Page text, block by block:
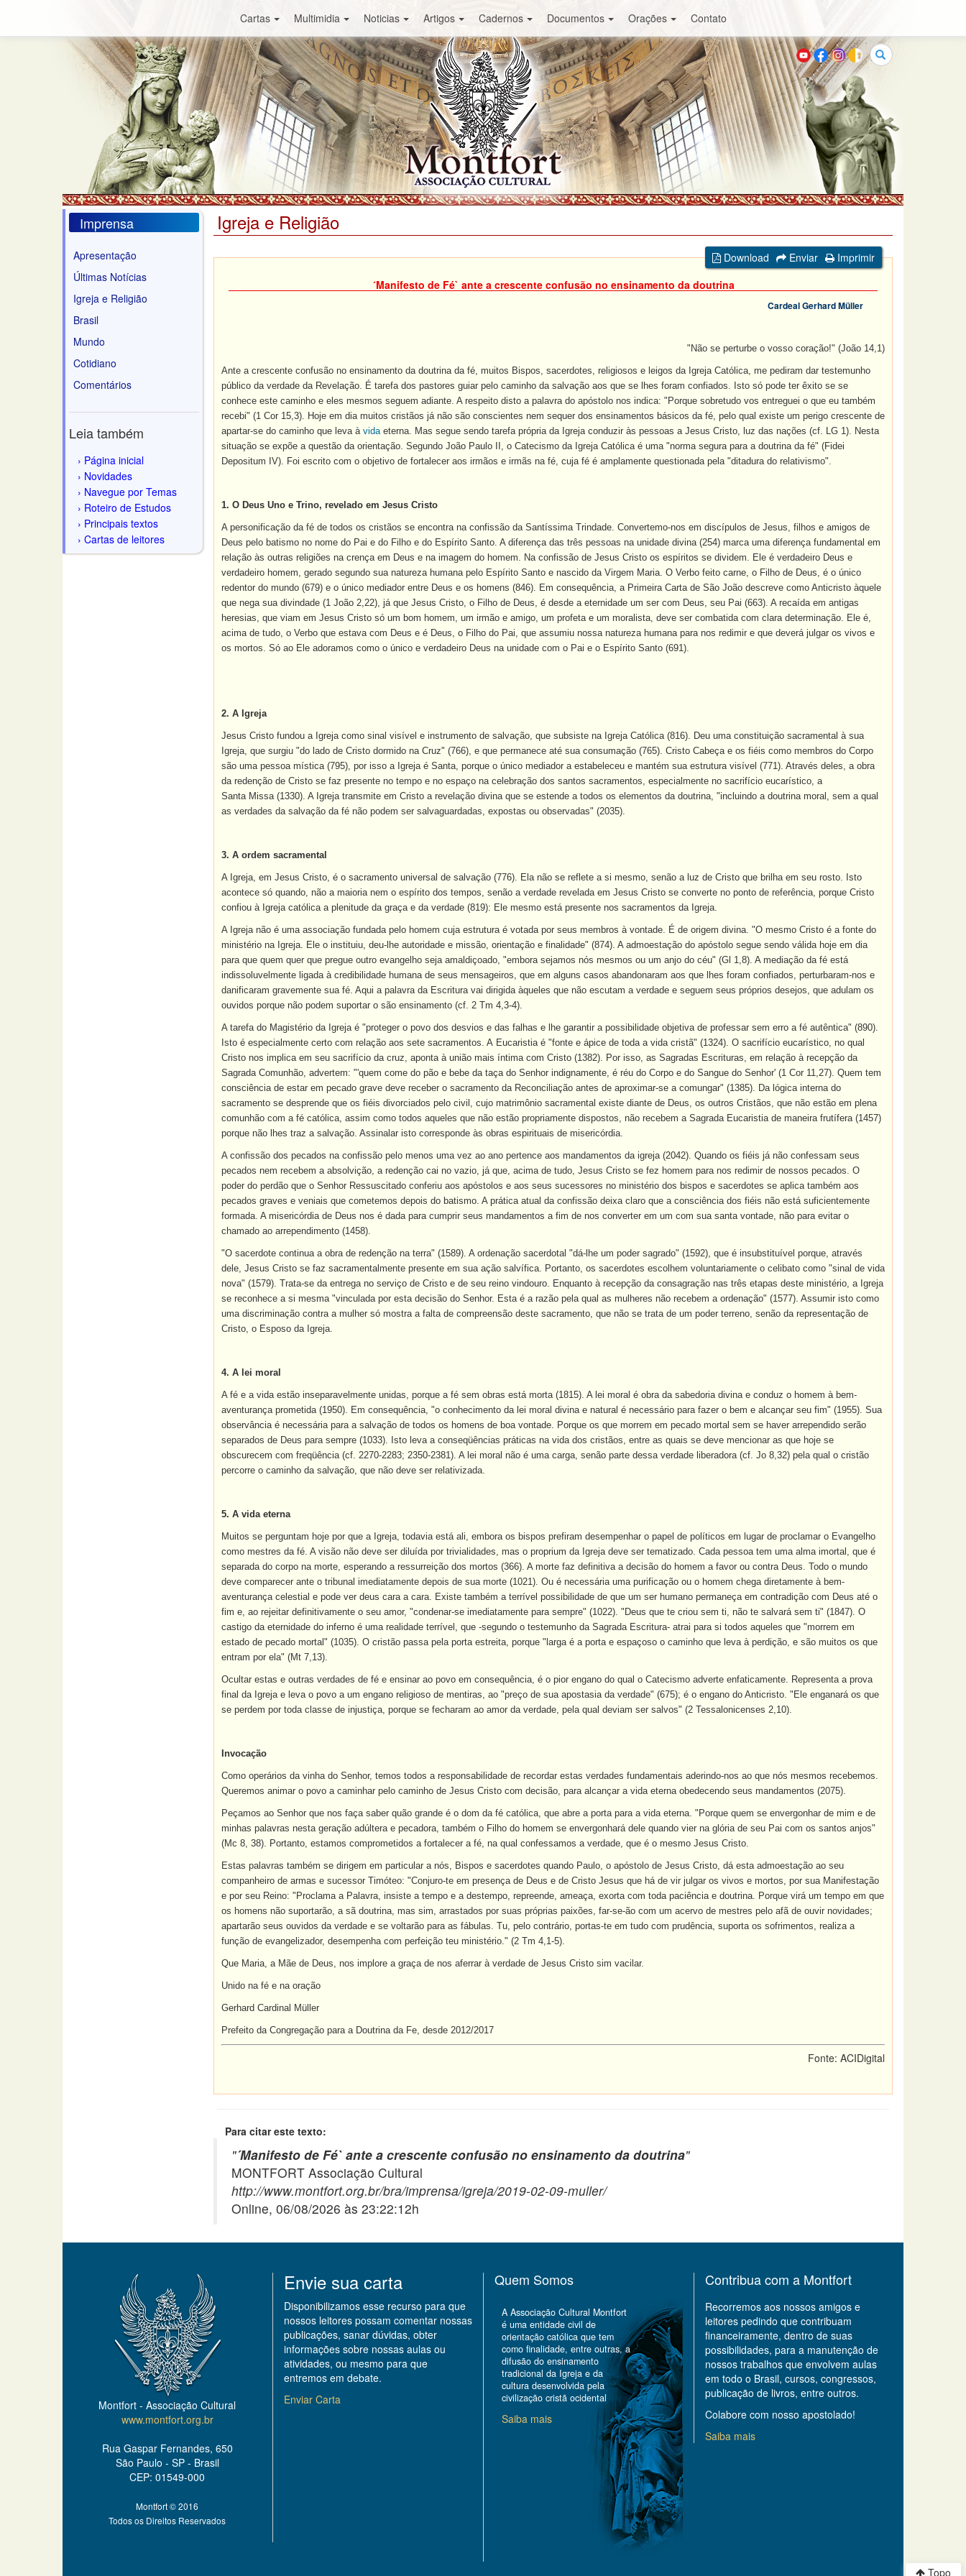
Cartas Multimidia Noticias Artigos Cadernos Documentos Orações Contato
Buscar
Imprensa
Apresentação
Últimas Notícias
Igreja e Religião
Brasil
Mundo
Cotidiano
Comentários
Leia também
Página inicial
Novidades
Navegue por Temas
Roteiro de Estudos
Principais textos
Cartas de leitores
Igreja e Religião
Download Enviar
Imprimir
´Manifesto de Fé` ante a crescente confusão no ensinamento da doutrina
Cardeal Gerhard Müller
"Não se perturbe o vosso coração!" (João 14,1)
Ante a crescente confusão no ensinamento da doutrina da fé, muitos Bispos, sacerdotes, religiosos e leigos da Igreja Católica, me pediram dar testemunho
público da verdade da Revelação. É tarefa dos pastores guiar pelo caminho da salvação aos que se lhes foram confiados. Isto só pode ter êxito se se
conhece este caminho e eles mesmos seguem adiante. A respeito disto a palavra do apóstolo nos indica: "Porque sobretudo vos entreguei o que eu também
recebi" (1 Cor 15,3). Hoje em dia muitos cristãos já não são conscientes nem sequer dos ensinamentos básicos da fé, pelo qual existe um perigo crescente de
apartar-se do caminho que leva à vidaeterna. Mas segue sendo tarefa própria da Igreja conduzir às pessoas a Jesus Cristo, luz das nações (cf. LG 1). Nesta
situação se expõe a questão da orientação. Segundo João Paulo II, o Catecismo da Igreja Católica é uma "norma segura para a doutrina da fé" (Fidei
Depositum IV). Foi escrito com o objetivo de fortalecer aos irmãos e irmãs na fé, cuja fé é amplamente questionada pela "ditadura do relativismo".
1. O Deus Uno e Trino, revelado em Jesus Cristo
A personificação da fé de todos os cristãos se encontra na confissão da Santíssima Trindade. Convertemo-nos em discípulos de Jesus, filhos e amigos de
Deus pelo batismo no nome do Pai e do Filho e do Espírito Santo. A diferença das três pessoas na unidade divina (254) marca uma diferença fundamental em
relação às outras religiões na crença em Deus e na imagem do homem. Na confissão de Jesus Cristo os espíritos se dividem. Ele é verdadeiro Deus e
verdadeiro homem, gerado segundo sua natureza humana pelo Espírito Santo e nascido da Virgem Maria. O Verbo feito carne, o Filho de Deus, é o único
redentor do mundo (679) e o único mediador entre Deus e os homens (846). Em consequência, a Primeira Carta de São João descreve como Anticristo àquele
que nega sua divindade (1 João 2,22), já que Jesus Cristo, o Filho de Deus, é desde a eternidade um ser com Deus, seu Pai (663). A recaída em antigas
heresias, que viam em Jesus Cristo só um bom homem, um irmão e amigo, um profeta e um moralista, deve ser combatida com clara determinação. Ele é,
acima de tudo, o Verbo que estava com Deus e é Deus, o Filho do Pai, que assumiu nossa natureza humana para nos redimir e que deverá julgar os vivos e
os mortos. Só ao Ele adoramos como o único e verdadeiro Deus na unidade com o Pai e o Espírito Santo (691).
2. A Igreja
Jesus Cristo fundou a Igreja como sinal visível e instrumento de salvação, que subsiste na Igreja Católica (816). Deu uma constituição sacramental à sua
Igreja, que surgiu "do lado de Cristo dormido na Cruz" (766), e que permanece até sua consumação (765). Cristo Cabeça e os fiéis como membros do Corpo
são uma pessoa mística (795), por isso a Igreja é Santa, porque o único mediador a estabeleceu e mantém sua estrutura visível (771). Através deles, a obra
da redenção de Cristo se faz presente no tempo e no espaço na celebração dos santos sacramentos, especialmente no sacrifício eucarístico, a
Santa Missa(1330). A Igreja transmite em Cristo a revelação divina que se estende a todos os elementos da doutrina, "incluindo a doutrina moral, sem a qual
as verdades da salvação da fé não podem ser salvaguardadas, expostas ou observadas" (2035).
3. A ordem sacramental
A Igreja, em Jesus Cristo, é o sacramento universal de salvação (776). Ela não se reflete a si mesmo, senão a luz de Cristo que brilha em seu rosto. Isto
acontece só quando, não a maioria nem o espírito dos tempos, senão a verdade revelada em Jesus Cristo se converte no ponto de referência, porque Cristo
confiou à Igreja católica a plenitude da graça e da verdade (819): Ele mesmo está presente nos sacramentos da Igreja.
A Igreja não é uma associação fundada pelo homem cuja estrutura é votada por seus membros à vontade. É de origem divina. "O mesmo Cristo é a fonte do
ministério na Igreja. Ele o instituiu, deu-lhe autoridade e missão, orientação e finalidade" (874). A admoestação do apóstolo segue sendo válida hoje em dia
para que quem quer que pregue outro evangelho seja amaldiçoado, "embora sejamos nós mesmos ou um anjo do céu" (Gl 1,8). A mediação da fé está
indissoluvelmente ligada à credibilidade humana de seus mensageiros, que em alguns casos abandonaram aos que lhes foram confiados, perturbaram-nos e
danificaram gravemente sua fé. Aqui a palavra da Escritura vai dirigida àqueles que não escutam a verdade e seguem seus próprios desejos, que adulam os
ouvidos porque não podem suportar o são ensinamento (cf. 2 Tm 4,3-4).
A tarefa do Magistério da Igreja é "proteger o povo dos desvios e das falhas e lhe garantir a possibilidade objetiva de professar sem erro a fé autêntica" (890).
Isto é especialmente certo com relação aos sete sacramentos. A Eucaristiaé "fonte e ápice de toda a vida cristã" (1324). O sacrifício eucarístico, no qual
Cristo nos implica em seu sacrifício da cruz, aponta à união mais íntima com Cristo (1382). Por isso, as Sagradas Escrituras, em relação à recepção da
Sagrada Comunhão, advertem: "'quem come do pão e bebe da taça do Senhor indignamente, é réu do Corpo e do Sangue do Senhor' (1 Cor 11,27). Quem tem
consciência de estar em pecado grave deve receber o sacramento da Reconciliação antes de aproximar-se a comungar" (1385). Da lógica interna do
sacramento se desprende que os fiéis divorciados pelo civil, cujo matrimônio sacramental existe diante de Deus, os outros Cristãos, que não estão em plena
comunhão com a fé católica, assim como todos aqueles que não estão propriamente dispostos, não recebem a Sagrada Eucaristia de maneira frutífera (1457)
porque não lhes traz a salvação. Assinalar isto corresponde às obras espirituais de misericórdia.
A confissão dos pecados na confissão pelo menos uma vez ao ano pertence aos mandamentos da igreja (2042). Quando os fiéis já não confessam seus
pecados nem recebem a absolvição, a redenção cai no vazio, já que, acima de tudo, Jesus Cristo se fez homem para nos redimir de nossos pecados. O
poder do perdão que o Senhor Ressuscitado conferiu aos apóstolos e aos seus sucessores no ministério dos bispos e sacerdotes se aplica também aos
pecados graves e veniais que cometemos depois do batismo. A prática atual da confissão deixa claro que a consciência dos fiéis não está suficientemente
formada. A misericórdia de Deus nos é dada para cumprir seus mandamentos a fim de nos converter em um com sua santa vontade, não para evitar o
chamado ao arrependimento (1458).
"O sacerdote continua a obra de redenção na terra" (1589). A ordenação sacerdotal "dá-lhe um poder sagrado" (1592), que é insubstituível porque, através
dele, Jesus Cristo se faz sacramentalmente presente em sua ação salvífica. Portanto, os sacerdotes escolhem voluntariamente o celibato como "sinal de vida
nova" (1579). Trata-se da entrega no serviço de Cristo e de seu reino vindouro. Enquanto à recepção da consagração nas três etapas deste ministério, a Igreja
se reconhece a si mesma "vinculada por esta decisão do Senhor. Esta é a razão pela qual as mulheres não recebem a ordenação" (1577). Assumir isto como
uma discriminação contra a mulher só mostra a falta de compreensão deste sacramento, que não se trata de um poder terreno, senão da representação de
Cristo, o Esposo da Igreja.
4. A lei moral
A fé e a vida estão inseparavelmente unidas, porque a fé sem obras está morta (1815). A lei moral é obra da sabedoria divina e conduz o homem à bem-
aventurança prometida (1950). Em consequência, "o conhecimento da lei moral divina e natural é necessário para fazer o bem e alcançar seu fim" (1955). Sua
observância é necessária para a salvação de todos os homens de boa vontade. Porque os que morrem em pecado mortal sem se haver arrependido serão
separados de Deus para sempre (1033). Isto leva a conseqüências práticas na vida dos cristãos, entre as quais se deve mencionar as que hoje se
obscurecem com freqüência (cf. 2270-2283; 2350-2381). A lei moral não é uma carga, senão parte dessa verdade liberadora (cf. Jo 8,32) pela qual o cristão
percorre o caminho da salvação, que não deve ser relativizada.
5. A vida eterna
Muitos se perguntam hoje por que a Igreja, todavia está ali, embora os bispos prefiram desempenhar o papel de políticos em lugar de proclamar o Evangelho
como mestres da fé. A visão não deve ser diluída por trivialidades, mas o proprium da Igreja deve ser tematizado. Cada pessoa tem uma alma imortal, que é
separada do corpo na morte, esperando a ressurreição dos mortos (366). A morte faz definitiva a decisão do homem a favor ou contra Deus. Todo o mundo
deve comparecer ante o tribunal imediatamente depois de sua morte (1021). Ou é necessária uma purificação ou o homem chega diretamente à bem-
aventurança celestial e pode ver deus cara a cara. Existe também a terrível possibilidade de que um ser humano permaneça em contradição com Deus até o
fim e, ao rejeitar definitivamente o seu amor, "condenar-se imediatamente para sempre" (1022). "Deus que te criou sem ti, não te salvará sem ti" (1847). O
castigo da eternidade do inferno é uma realidade terrível, que -segundo o testemunho da Sagrada Escritura- atrai para si todos aqueles que "morrem em
estado de pecado mortal" (1035). O cristão passa pela porta estreita, porque "larga é a porta e espaçoso o caminho que leva à perdição, e são muitos os que
entram por ela" (Mt 7,13).
Ocultar estas e outras verdades de fé e ensinar ao povo em consequência, é o pior engano do qual o Catecismo adverte enfaticamente. Representa a prova
final da Igreja e leva o povo a um engano religioso de mentiras, ao "preço de sua apostasia da verdade" (675); é o engano do Anticristo. "Ele enganará os que
se perdem por toda classe de injustiça, porque se fecharam ao amor da verdade, pela qual deviam ser salvos" (2 Tessalonicenses 2,10).
Invocação
Como operários da vinha do Senhor, temos todos a responsabilidade de recordar estas verdades fundamentais aderindo-nos ao que nós mesmos recebemos.
Queremos animar o povo a caminhar pelo caminho de Jesus Cristo com decisão, para alcançar a vida eterna obedecendo seus mandamentos (2075).
Peçamos ao Senhor que nos faça saber quão grande é o dom da fé católica, que abre a porta para a vida eterna. "Porque quem se envergonhar de mim e de
minhas palavras nesta geração adúltera e pecadora, também o Filho do homem se envergonhará dele quando vier na glória de seu Pai com os santos anjos"
(Mc 8, 38). Portanto, estamos comprometidos a fortalecer a fé, na qual confessamos a verdade, que é o mesmo Jesus Cristo.
Estas palavras também se dirigem em particular a nós, Bispos e sacerdotes quando Paulo, o apóstolo de Jesus Cristo, dá esta admoestação ao seu
companheiro de armas e sucessor Timóteo: "Conjuro-te em presença de Deus e de Cristo Jesus que há de vir julgar os vivos e mortos, por sua Manifestação
e por seu Reino: "Proclama a Palavra, insiste a tempo e a destempo, repreende, ameaça, exorta com toda paciência e doutrina. Porque virá um tempo em que
os homens não suportarão, a sã doutrina, mas sim, arrastados por suas próprias paixões, far-se-ão com um acervo de mestres pelo afã de ouvir novidades;
apartarão seus ouvidos da verdade e se voltarão para as fábulas. Tu, pelo contrário, portas-te em tudo com prudência, suporta os sofrimentos, realiza a
função de evangelizador, desempenha com perfeição teu ministério." (2 Tm 4,1-5).
Que Maria, a Mãe de Deus, nos implore a graça de nos aferrar à verdade de Jesus Cristo sim vacilar.
Unido na fé e na oração
Gerhard Cardinal Müller
Prefeito da Congregação para a Doutrina da Fe, desde 2012/2017
Fonte: ACIDigital
Para citar este texto:
"´Manifesto de Fé` ante a crescente confusão no ensinamento da doutrina"
MONTFORT Associação Cultural
http://www.montfort.org.br/bra/imprensa/igreja/2019-02-09-muller/
Online, 06/08/2026 às 23:22:12h
Topo
Montfort - Associação Cultural
www.montfort.org.br
Rua Gaspar Fernandes, 650
São Paulo - SP - Brasil
CEP: 01549-000
Montfort © 2016
Todos os Direitos Reservados
Envie sua carta
Disponibilizamos esse recurso para que
nossos leitores possam comentar nossas
publicações, sanar dúvidas, obter
informações sobre nossas aulas ou
atividades, ou mesmo para que
entremos em debate.
Enviar Carta
Quem Somos
A Associação Cultural Montfort
é uma entidade civil de
orientação católica que tem
como finalidade, entre outras, a
difusão do ensinamento
tradicional da Igreja e da
cultura desenvolvida pela
civilização cristã ocidental
Saiba mais
Contribua com a Montfort
Recorremos aos nossos amigos e
leitores pedindo que contribuam
financeiramente, dentro de suas
possibilidades, para a manutenção de
nossos trabalhos que envolvem aulas
em todo o Brasil, cursos, congressos,
publicação de livros, entre outros.
Colabore com nosso apostolado!
Saiba mais